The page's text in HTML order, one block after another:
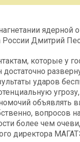
ядерной
России Дмитрий
которые у
ударов
вопросов
более чем
директора